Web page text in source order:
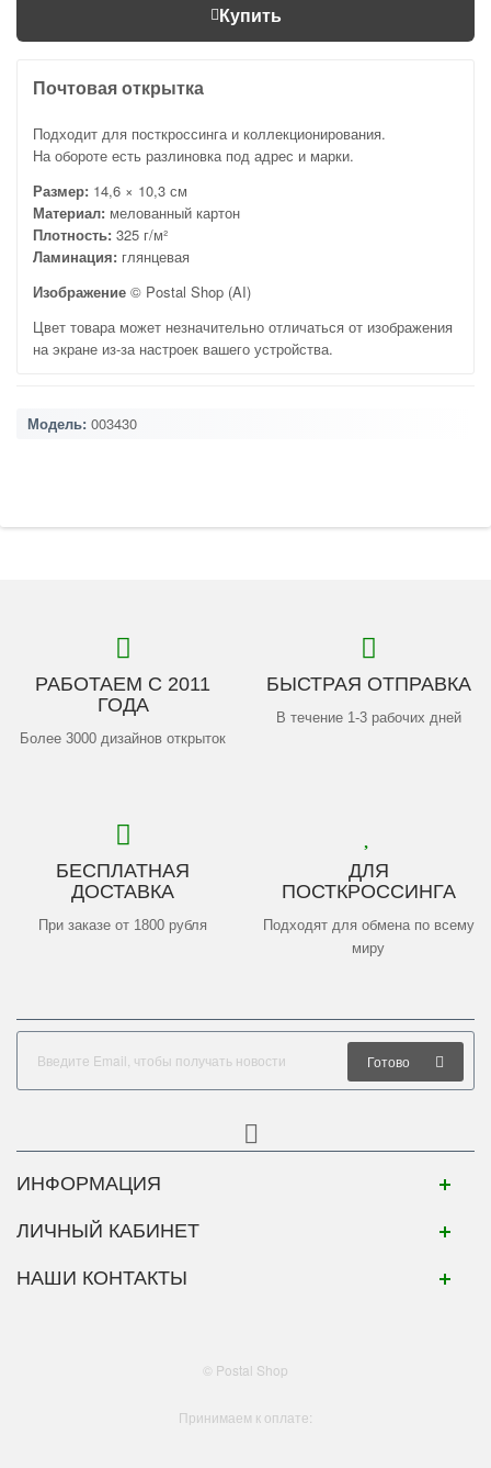
Купить
Почтовая открытка
Подходит для посткроссинга и коллекционирования.
На обороте есть разлиновка под адрес и марки.
Размер: 14,6 × 10,3 см
Материал: мелованный картон
Плотность: 325 г/м²
Ламинация: глянцевая
Изображение © Postal Shop (AI)
Цвет товара может незначительно отличаться от изображения
на экране из-за настроек вашего устройства.
Модель: 003430
РАБОТАЕМ С 2011
ГОДА
Более 3000 дизайнов открыток
БЫСТРАЯ ОТПРАВКА
В течение 1-3 рабочих дней
БЕСПЛАТНАЯ
ДОСТАВКА
При заказе от 1800 рубля
ДЛЯ
ПОСТКРОССИНГА
Подходят для обмена по всему
миру
Готово
ИНФОРМАЦИЯ
ЛИЧНЫЙ КАБИНЕТ
НАШИ КОНТАКТЫ
© Postal Shop
Принимаем к оплате: